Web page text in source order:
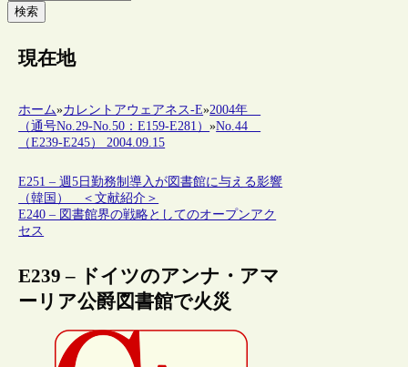
検索
現在地
ホーム»カレントアウェアネス-E»2004年
（通号No.29-No.50：E159-E281）»No.44
（E239-E245） 2004.09.15
E251 – 週5日勤務制導入が図書館に与える影響
（韓国） ＜文献紹介＞
E240 – 図書館界の戦略としてのオープンアク
セス
E239 – ドイツのアンナ・アマ
ーリア公爵図書館で火災